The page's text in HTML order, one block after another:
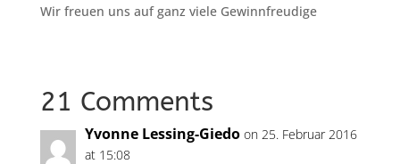
Wir freuen uns auf ganz viele Gewinnfreudige
21 Comments
Yvonne Lessing-Giedo on 25. Februar 2016
at 15:08